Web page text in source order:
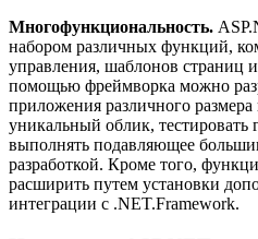
Многофункциональность.
набором различных функций,
управления, шаблонов страниц
помощью фреймворка можно
приложения различного
уникальный облик, тестировать
выполнять подавляющее
разработкой. Кроме того,
расширить путем установки
интеграции с .NET.Framework.